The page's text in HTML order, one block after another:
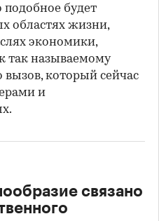
будет
областях жизни,
экономики,
так называемому
который сейчас
и
связано